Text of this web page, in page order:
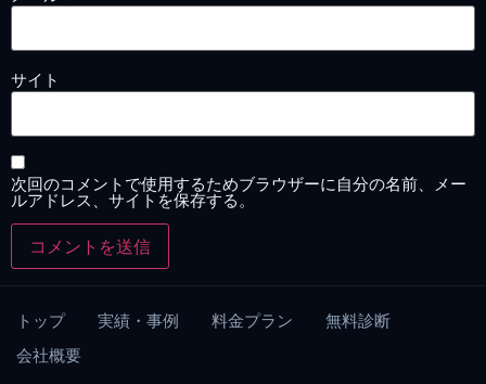
サイト
次回のコメントで使用するためブラウザーに自分の名前、メー
ルアドレス、サイトを保存する。
トップ 実績・事例 料金プラン
無料診断
会社概要